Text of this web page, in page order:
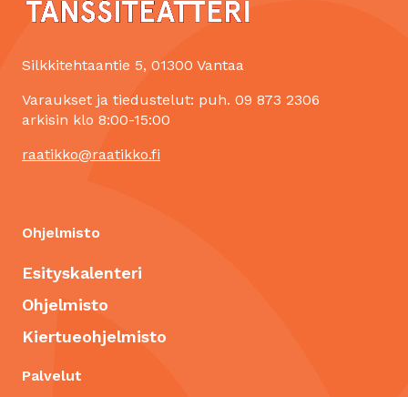
Silkkitehtaantie 5, 01300 Vantaa
Varaukset ja tiedustelut: puh. 09 873 2306
arkisin klo 8:00-15:00
raatikko@raatikko.fi
Ohjelmisto
Esityskalenteri
Ohjelmisto
Kiertueohjelmisto
Palvelut